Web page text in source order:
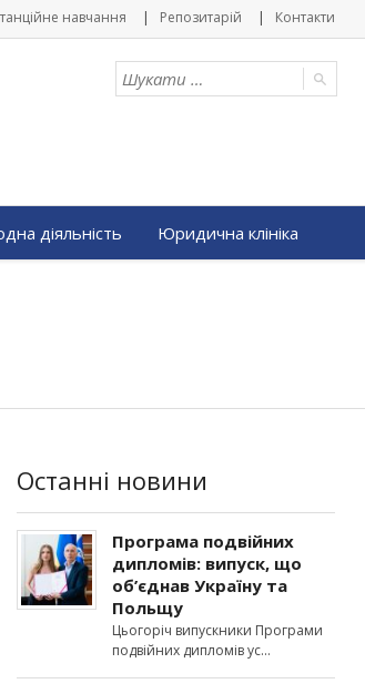
навчання Репозитарій Контакти
діяльність Юридична клініка
Останні новини
Програма подвійних
дипломів: випуск, що
об’єднав Україну та
Польщу
Цьогоріч випускники Програми
подвійних дипломів ус